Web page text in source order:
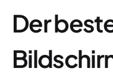
Der